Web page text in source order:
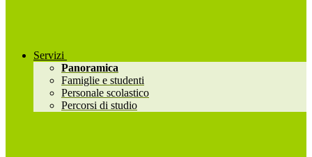
Servizi
Panoramica
Famiglie e studenti
Personale scolastico
Percorsi di studio